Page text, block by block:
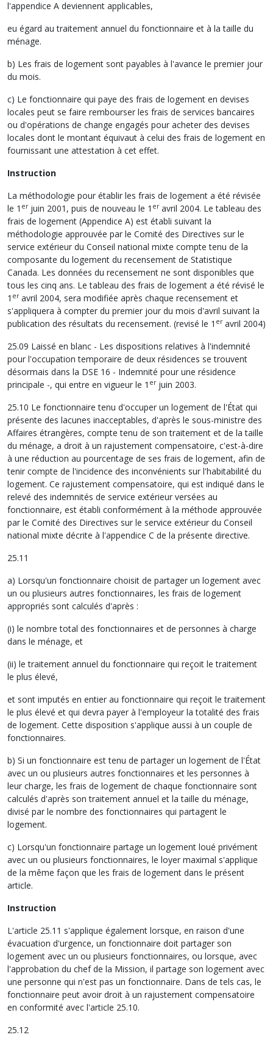
l'appendice A deviennent applicables,
eu égard au traitement annuel du fonctionnaire et à la taille du
ménage.
b) Les frais de logement sont payables à l'avance le premier jour
du mois.
c) Le fonctionnaire qui paye des frais de logement en devises
locales peut se faire rembourser les frais de services bancaires
ou d'opérations de change engagés pour acheter des devises
locales dont le montant équivaut à celui des frais de logement en
fournissant une attestation à cet effet.
Instruction
La méthodologie pour établir les frais de logement a été révisée
le 1 erjuin 2001, puis de nouveau le 1 eravril 2004. Le tableau des
frais de logement (Appendice A) est établi suivant la
méthodologie approuvée par le Comité des Directives sur le
service extérieur du Conseil national mixte compte tenu de la
composante du logement du recensement de Statistique
Canada. Les données du recensement ne sont disponibles que
tous les cinq ans. Le tableau des frais de logement a été révisé le
1 eravril 2004, sera modifiée après chaque recensement et
s'appliquera à compter du premier jour du mois d'avril suivant la
publication des résultats du recensement. (revisé le 1 eravril 2004)
25.09 Laissé en blanc - Les dispositions relatives à l'indemnité
pour l'occupation temporaire de deux résidences se trouvent
désormais dans la DSE 16 - Indemnité pour une résidence
principale -, qui entre en vigueur le 1 erjuin 2003.
25.10 Le fonctionnaire tenu d'occuper un logement de l'État qui
présente des lacunes inacceptables, d'après le sous-ministre des
Affaires étrangères, compte tenu de son traitement et de la taille
du ménage, a droit à un rajustement compensatoire, c'est-à-dire
à une réduction au pourcentage de ses frais de logement, afin de
tenir compte de l'incidence des inconvénients sur l'habitabilité du
logement. Ce rajustement compensatoire, qui est indiqué dans le
relevé des indemnités de service extérieur versées au
fonctionnaire, est établi conformément à la méthode approuvée
par le Comité des Directives sur le service extérieur du Conseil
national mixte décrite à l'appendice C de la présente directive.
25.11
a) Lorsqu'un fonctionnaire choisit de partager un logement avec
un ou plusieurs autres fonctionnaires, les frais de logement
appropriés sont calculés d'après :
(i) le nombre total des fonctionnaires et de personnes à charge
dans le ménage, et
(ii) le traitement annuel du fonctionnaire qui reçoit le traitement
le plus élevé,
et sont imputés en entier au fonctionnaire qui reçoit le traitement
le plus élevé et qui devra payer à l'employeur la totalité des frais
de logement. Cette disposition s'applique aussi à un couple de
fonctionnaires.
b) Si un fonctionnaire est tenu de partager un logement de l'État
avec un ou plusieurs autres fonctionnaires et les personnes à
leur charge, les frais de logement de chaque fonctionnaire sont
calculés d'après son traitement annuel et la taille du ménage,
divisé par le nombre des fonctionnaires qui partagent le
logement.
c) Lorsqu'un fonctionnaire partage un logement loué privément
avec un ou plusieurs fonctionnaires, le loyer maximal s'applique
de la même façon que les frais de logement dans le présent
article.
Instruction
L'article 25.11 s'applique également lorsque, en raison d'une
évacuation d'urgence, un fonctionnaire doit partager son
logement avec un ou plusieurs fonctionnaires, ou lorsque, avec
l'approbation du chef de la Mission, il partage son logement avec
une personne qui n'est pas un fonctionnaire. Dans de tels cas, le
fonctionnaire peut avoir droit à un rajustement compensatoire
en conformité avec l'article 25.10.
25.12